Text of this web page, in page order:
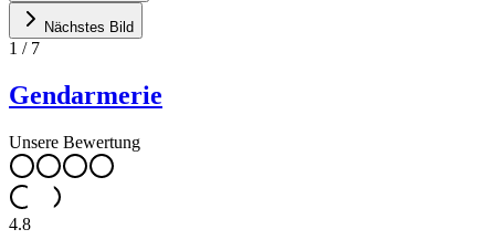
Nächstes Bild
1 / 7
Gendarmerie
Unsere Bewertung
4.8